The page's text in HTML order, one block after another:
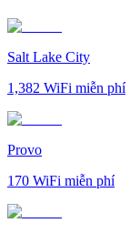
Salt Lake City
1,382 WiFi miễn phí
Provo
170 WiFi miễn phí